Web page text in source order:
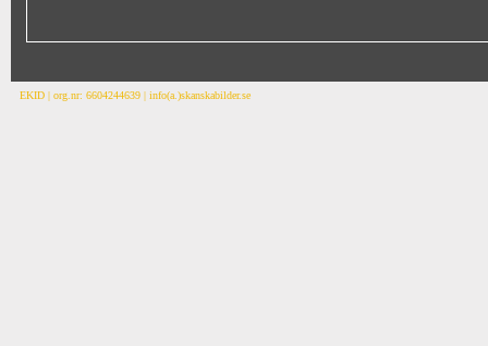
EKID | org.nr: 6604244639 | info(a.)skanskabilder.se